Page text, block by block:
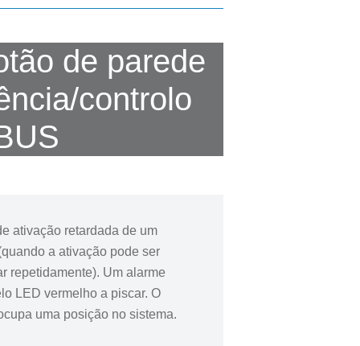
de parede
controlo
ativação retardada de um
a ativação pode ser
repetidamente). Um alarme
LED vermelho a piscar. O
uma posição no sistema.